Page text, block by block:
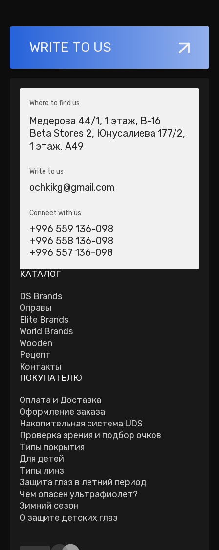
WRITE TO US
Where to find us
Медерова 44/1​, 1 этаж, В-16
Beta Stores 2​, Юнусалиева 177/2,
1 этаж, А49
Write to us
ochkikg@gmail.com
Connect with us
+996 559 136-098
+996 558 136-098
+996 557 136-098
КАТАЛОГ
DS Brands
Оправы
Elite Brands
World Brands
Wooden
Рецепт
Контакты
ПОКУПАТЕЛЮ
Оплата и Доставка
Оформление заказа
Накопительная система UDS
Проверка зрения и подбор очков
Типы покрытия
Для детей
Типы линз
Защита глаз в летний период
Чем опасен ультрафиолет?
Зимний сезон
О защите детских глаз